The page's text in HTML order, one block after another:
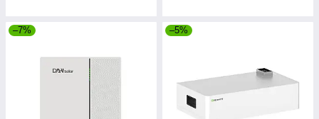
–7% –5%